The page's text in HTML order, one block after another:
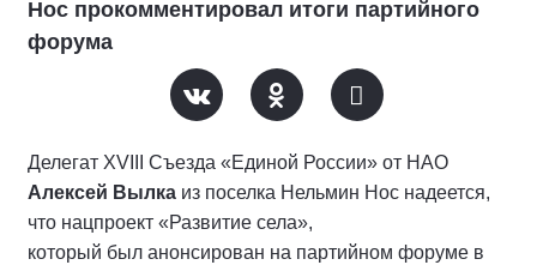
Нос прокомментировал итоги партийного
форума
Делегат XVIII Съезда «Единой России» от НАО
Алексей Вылка из поселка Нельмин Нос надеется,
что нацпроект «Развитие села»,
который был анонсирован на партийном форуме в